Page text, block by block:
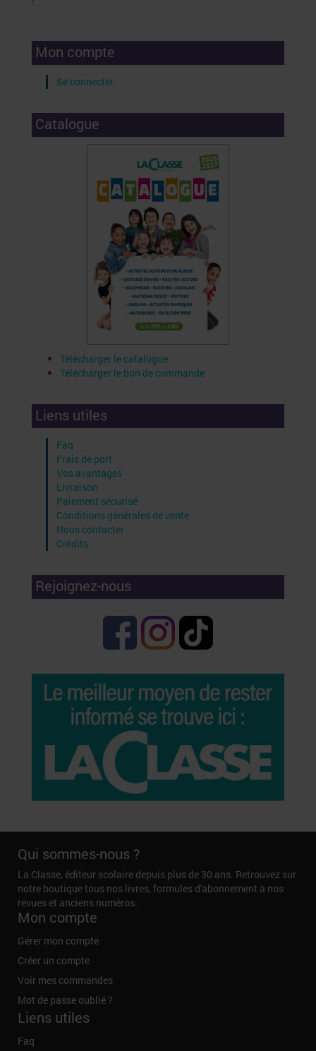
Mon compte
Se connecter
Catalogue
Télécharger le catalogue
Télécharger le bon de commande
Liens utiles
Faq
Frais de port
Vos avantages
Livraison
Paiement sécurisé
Conditions générales de vente
Nous contacter
Crédits
Rejoignez-nous
Qui sommes-nous ?
La Classe, éditeur scolaire depuis plus de 30 ans. Retrouvez sur
notre boutique tous nos livres, formules d'abonnement à nos
revues et anciens numéros.
Mon compte
Gérer mon compte
Créer un compte
Voir mes commandes
Mot de passe oublié ?
Liens utiles
Faq